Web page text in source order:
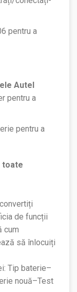
pentru a
Autel
pentru a
pentru a
toate
de funcții
cum
să înlocuiți
Tip baterie–
nouă–Test